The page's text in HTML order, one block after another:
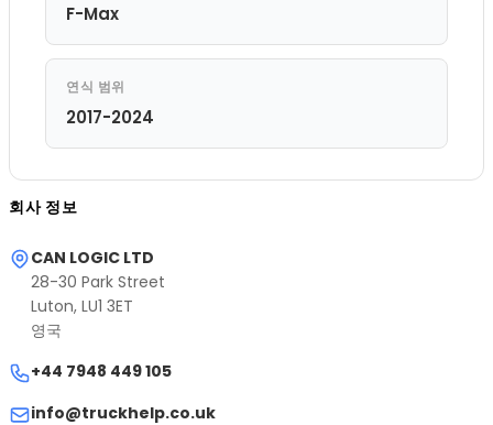
F-Max
연식 범위
2017-2024
회사 정보
CAN LOGIC LTD
28-30 Park Street
Luton, LU1 3ET
영국
+44 7948 449 105
info@truckhelp.co.uk